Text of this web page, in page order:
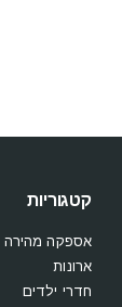
קטגוריות
אספקה מהירה
ארונות
חדרי ילדים